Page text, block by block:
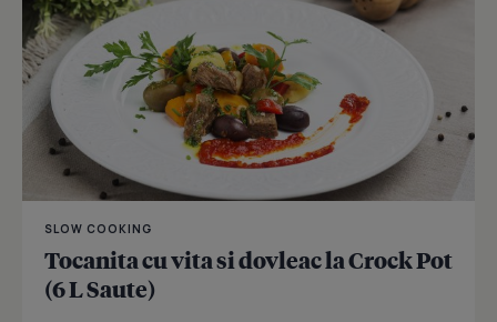
SLOW COOKING
Tocanita cu vita si dovleac la Crock Pot
(6 L Saute)